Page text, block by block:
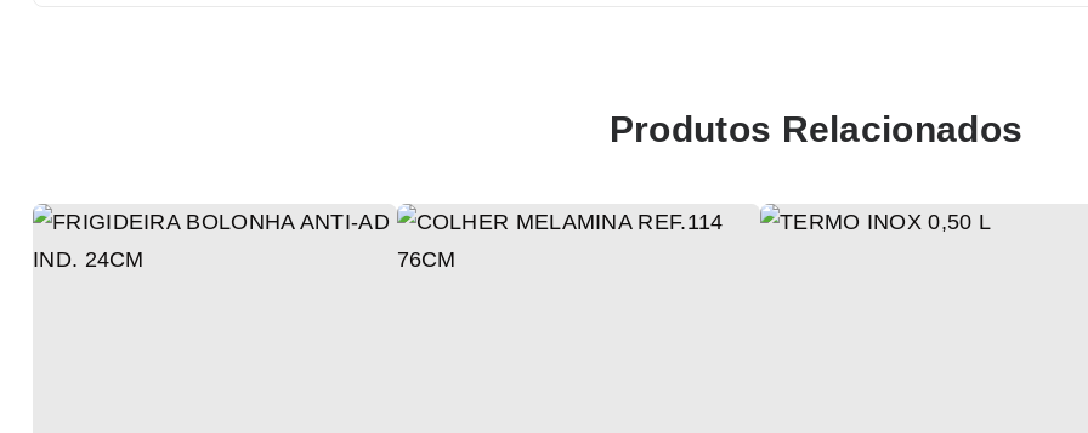
Produtos Relacionados